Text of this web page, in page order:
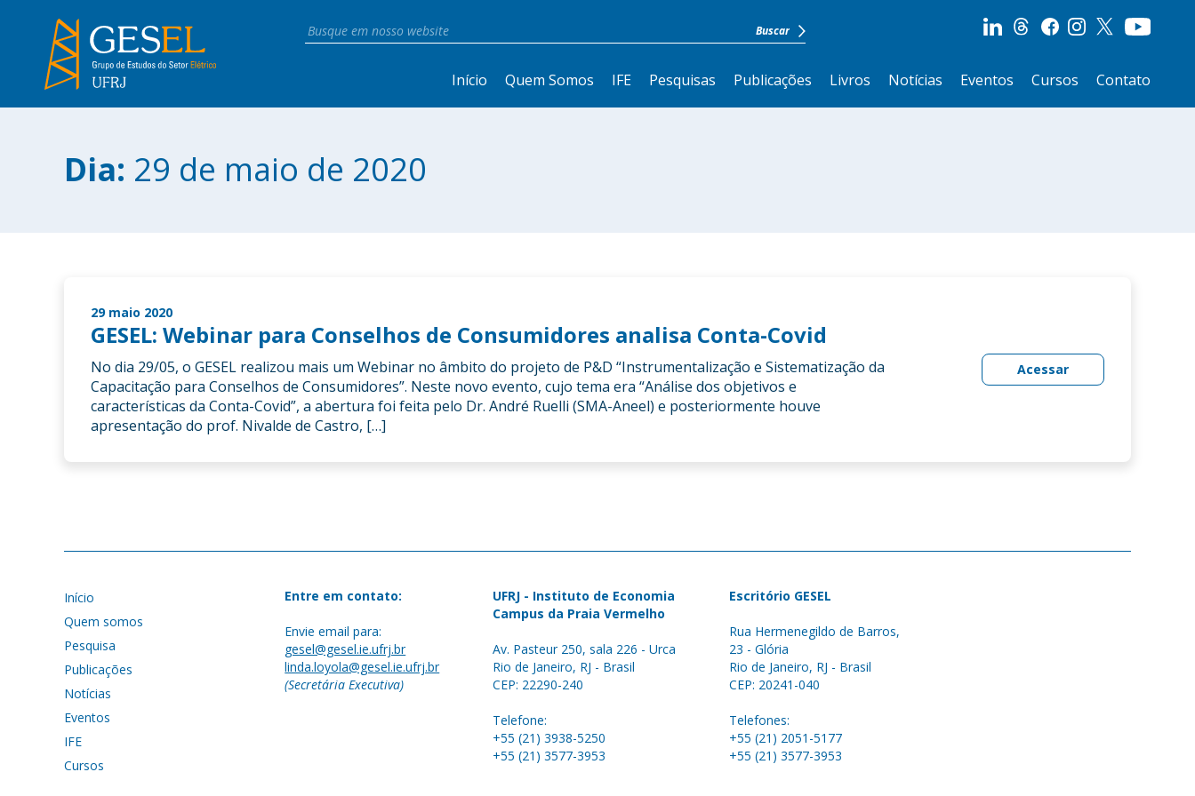
Início Quem Somos IFE Pesquisas Publicações Livros Notícias Eventos Cursos Contato
Dia: 29 de maio de 2020
29 maio 2020
GESEL: Webinar para Conselhos de Consumidores analisa Conta-Covid
No dia 29/05, o GESEL realizou mais um Webinar no âmbito do projeto de P&D “Instrumentalização e Sistematização da
Capacitação para Conselhos de Consumidores”. Neste novo evento, cujo tema era “Análise dos objetivos e
características da Conta-Covid”, a abertura foi feita pelo Dr. André Ruelli (SMA-Aneel) e posteriormente houve
apresentação do prof. Nivalde de Castro, […]
Acessar
Início
Quem somos
Pesquisa
Publicações
Notícias
Eventos
IFE
Cursos
Entre em contato:
Envie email para:
gesel@gesel.ie.ufrj.br
linda.loyola@gesel.ie.ufrj.br
(Secretária Executiva)
UFRJ - Instituto de Economia
Campus da Praia Vermelho
Av. Pasteur 250, sala 226 - Urca
Rio de Janeiro, RJ - Brasil
CEP: 22290-240
Telefone:
+55 (21) 3938-5250
+55 (21) 3577-3953
Escritório GESEL
Rua Hermenegildo de Barros,
23 - Glória
Rio de Janeiro, RJ - Brasil
CEP: 20241-040
Telefones:
+55 (21) 2051-5177
+55 (21) 3577-3953